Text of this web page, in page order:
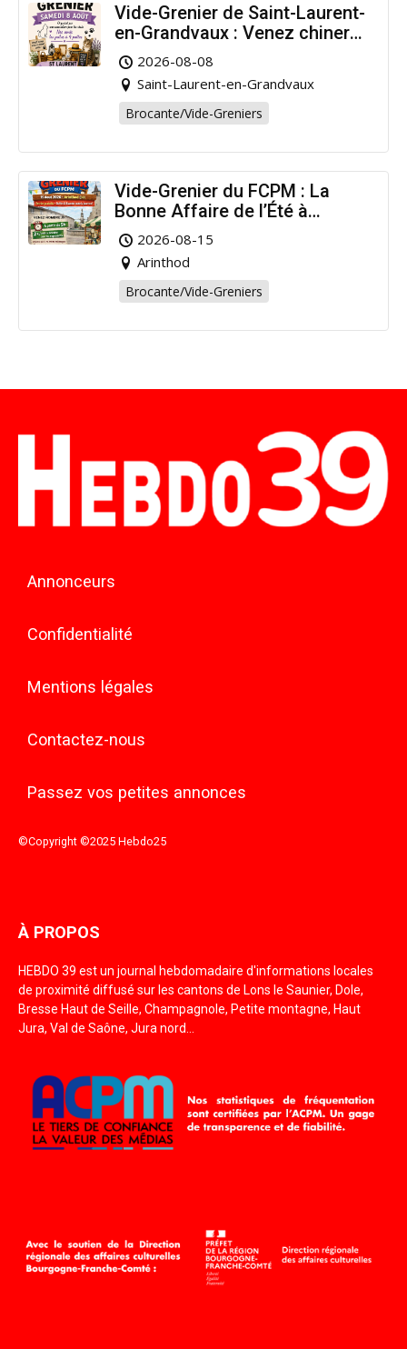
Vide-Grenier de Saint-Laurent-
en-Grandvaux : Venez chiner
pour la bonne cause !
2026-08-08
Saint-Laurent-en-Grandvaux
Brocante/Vide-Greniers
Vide-Grenier du FCPM : La
Bonne Affaire de l’Été à
Arinthod !
2026-08-15
Arinthod
Brocante/Vide-Greniers